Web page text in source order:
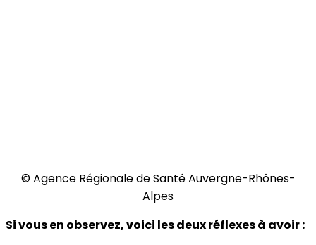
© Agence Régionale de Santé Auvergne-Rhônes-
Alpes
Si vous en observez, voici les deux réflexes à avoir :